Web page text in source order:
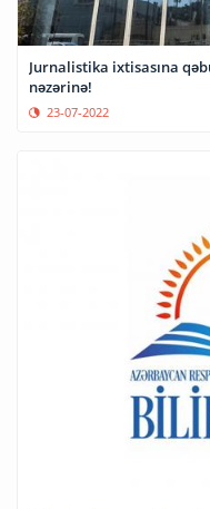
Jurnalistika ixtisasına
nəzərinə!
23-07-2022